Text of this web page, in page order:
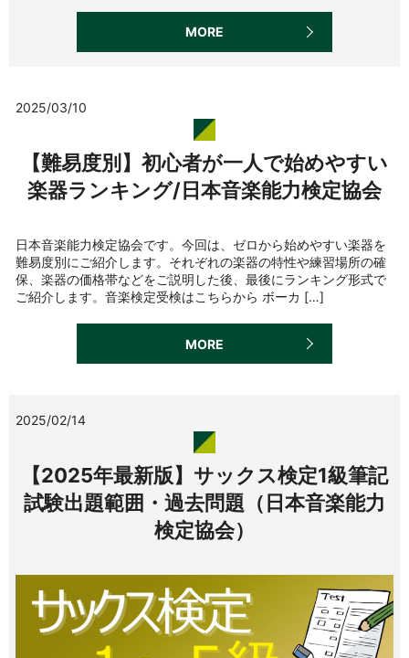
MORE
2025/03/10
【難易度別】初心者が一人で始めやすい
楽器ランキング/日本音楽能力検定協会
日本音楽能力検定協会です。今回は、ゼロから始めやすい楽器を
難易度別にご紹介します。それぞれの楽器の特性や練習場所の確
保、楽器の価格帯などをご説明した後、最後にランキング形式で
ご紹介します。音楽検定受検はこちらから ボーカ […]
MORE
2025/02/14
【2025年最新版】サックス検定1級筆記
試験出題範囲・過去問題（日本音楽能力
検定協会）